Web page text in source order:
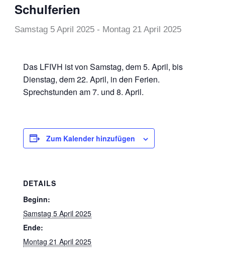
Schulferien
Samstag 5 April 2025 - Montag 21 April 2025
Das LFIVH ist von Samstag, dem 5. April, bis
Dienstag, dem 22. April, in den Ferien.
Sprechstunden am 7. und 8. April.
Zum Kalender hinzufügen
DETAILS
Beginn:
Samstag 5 April 2025
Ende:
Montag 21 April 2025